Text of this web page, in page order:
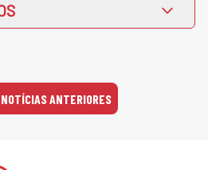
NOTÍCIAS ANTERIORES